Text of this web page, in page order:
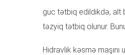
güc tətbiq edildikdə, alt
təzyiq tətbiq olunur.
Hidravlik kəsmə